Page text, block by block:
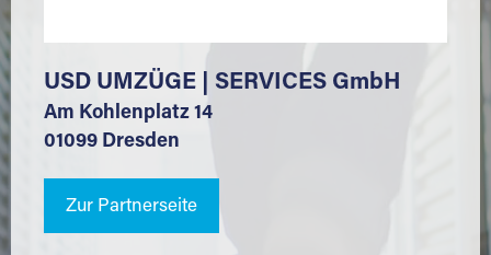
USD UMZÜGE | SERVICES GmbH
Am Kohlenplatz 14
01099 Dresden
Zur Partnerseite